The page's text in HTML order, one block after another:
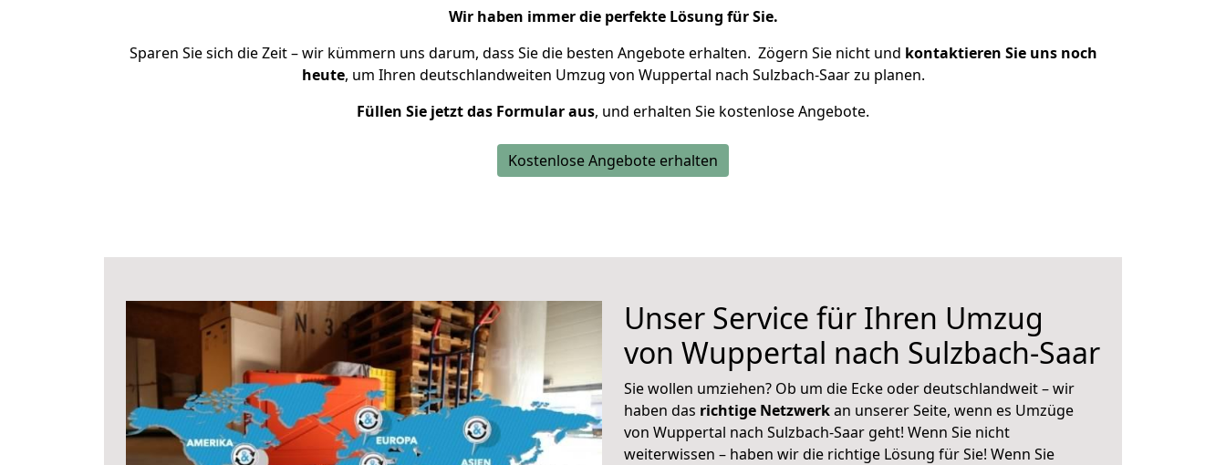
Wir haben immer die perfekte Lösung für Sie.
Sparen Sie sich die Zeit – wir kümmern uns darum, dass Sie die besten Angebote erhalten. Zögern Sie nicht und kontaktieren Sie uns noch
heute, um Ihren deutschlandweiten Umzug von Wuppertal nach Sulzbach-Saar zu planen.
Füllen Sie jetzt das Formular aus, und erhalten Sie kostenlose Angebote.
Kostenlose Angebote erhalten
Unser Service für Ihren Umzug
von Wuppertal nach Sulzbach-Saar
Sie wollen umziehen? Ob um die Ecke oder deutschlandweit – wir
haben das richtige Netzwerkan unserer Seite, wenn es Umzüge
von Wuppertal nach Sulzbach-Saar geht! Wenn Sie nicht
weiterwissen – haben wir die richtige Lösung für Sie! Wenn Sie